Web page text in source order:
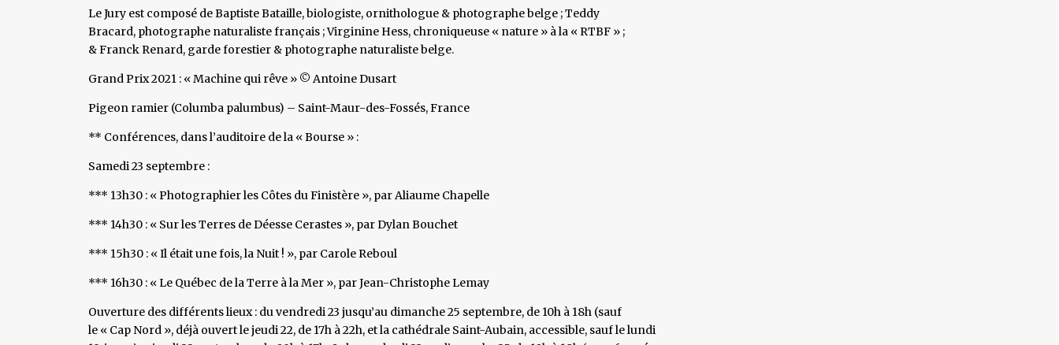
Le Jury est composé de Baptiste Bataille, biologiste, ornithologue & photographe belge ; Teddy
Bracard, photographe naturaliste français ; Virginine Hess, chroniqueuse « nature » à la « RTBF » ;
& Franck Renard, garde forestier & photographe naturaliste belge.
Grand Prix 2021 : « Machine qui rêve » © Antoine Dusart
Pigeon ramier (Columba palumbus) – Saint-Maur-des-Fossés, France
** Conférences, dans l’auditoire de la « Bourse » :
Samedi 23 septembre :
*** 13h30 : « Photographier les Côtes du Finistère », par Aliaume Chapelle
*** 14h30 : « Sur les Terres de Déesse Cerastes », par Dylan Bouchet
*** 15h30 : « Il était une fois, la Nuit ! », par Carole Reboul
*** 16h30 : « Le Québec de la Terre à la Mer », par Jean-Christophe Lemay
Ouverture des différents lieux : du vendredi 23 jusqu’au dimanche 25 septembre, de 10h à 18h (sauf
le « Cap Nord », déjà ouvert le jeudi 22, de 17h à 22h, et la cathédrale Saint-Aubain, accessible, sauf le lundi